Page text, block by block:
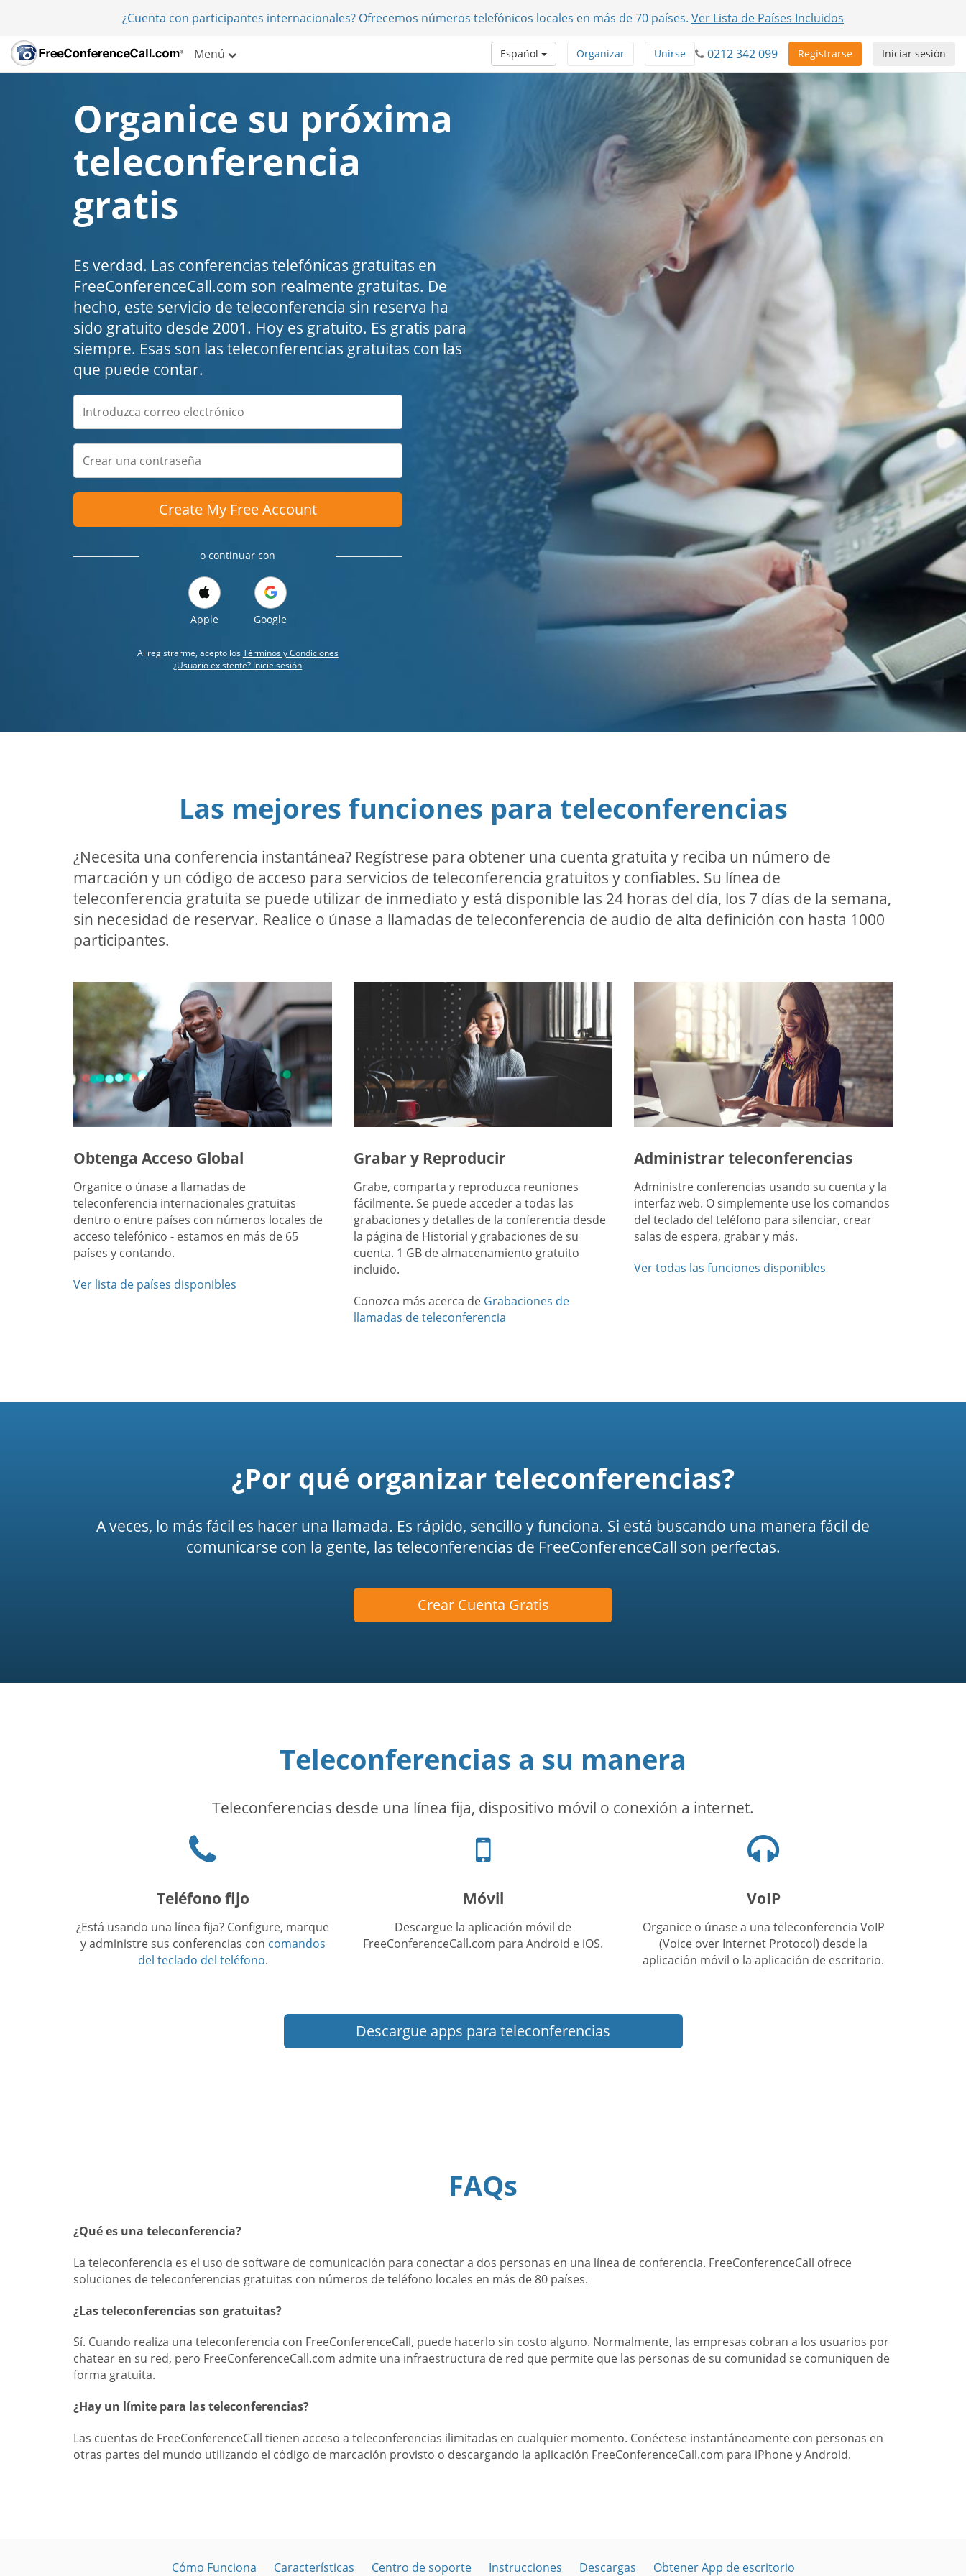
¿Cuenta con participantes internacionales? Ofrecemos números telefónicos locales en más de 70 países. Ver Lista de Países Incluidos
Menú Iniciar sesión
Registrarse
0212 342 099
Unirse
Organizar
Español
Organice su próxima
teleconferencia
gratis
Es verdad. Las conferencias telefónicas gratuitas en
FreeConferenceCall.com son realmente gratuitas. De
hecho, este servicio de teleconferencia sin reserva ha
sido gratuito desde 2001. Hoy es gratuito. Es gratis para
siempre. Esas son las teleconferencias gratuitas con las
que puede contar.
Create My Free Account
o continuar con
Apple Google
Al registrarme, acepto losTérminos y Condiciones
¿Usuario existente? Inicie sesión
Las mejores funciones para teleconferencias
¿Necesita una conferencia instantánea? Regístrese para obtener una cuenta gratuita y reciba un número de
marcación y un código de acceso para servicios de teleconferencia gratuitos y confiables. Su línea de
teleconferencia gratuita se puede utilizar de inmediato y está disponible las 24 horas del día, los 7 días de la semana,
sin necesidad de reservar. Realice o únase a llamadas de teleconferencia de audio de alta definición con hasta 1000
participantes.
Obtenga Acceso Global
Organice o únase a llamadas de
teleconferencia internacionales gratuitas
dentro o entre países con números locales de
acceso telefónico - estamos en más de 65
países y contando.
Ver lista de países disponibles
Grabar y Reproducir
Grabe, comparta y reproduzca reuniones
fácilmente. Se puede acceder a todas las
grabaciones y detalles de la conferencia desde
la página de Historial y grabaciones de su
cuenta. 1 GB de almacenamiento gratuito
incluido.
Conozca más acerca de Grabaciones de
llamadas de teleconferencia
Administrar teleconferencias
Administre conferencias usando su cuenta y la
interfaz web. O simplemente use los comandos
del teclado del teléfono para silenciar, crear
salas de espera, grabar y más.
Ver todas las funciones disponibles
¿Por qué organizar teleconferencias?
A veces, lo más fácil es hacer una llamada. Es rápido, sencillo y funciona. Si está buscando una manera fácil de
comunicarse con la gente, las teleconferencias de FreeConferenceCall son perfectas.
Crear Cuenta Gratis
Teleconferencias a su manera
Teleconferencias desde una línea fija, dispositivo móvil o conexión a internet.
icon
Teléfono fijo
¿Está usando una línea fija? Configure, marque
y administre sus conferencias con comandos
del teclado del teléfono.
Icono
de
celular
Móvil
Descargue la aplicación móvil de
FreeConferenceCall.com para Android e iOS.
de
VoIP
Organice o únase a una teleconferencia VoIP
(Voice over Internet Protocol) desde la
aplicación móvil o la aplicación de escritorio.
Descargue apps para teleconferencias
FAQs
¿Qué es una teleconferencia?
La teleconferencia es el uso de software de comunicación para conectar a dos personas en una línea de conferencia. FreeConferenceCall ofrece
soluciones de teleconferencias gratuitas con números de teléfono locales en más de 80 países.
¿Las teleconferencias son gratuitas?
Sí. Cuando realiza una teleconferencia con FreeConferenceCall, puede hacerlo sin costo alguno. Normalmente, las empresas cobran a los usuarios por
chatear en su red, pero FreeConferenceCall.com admite una infraestructura de red que permite que las personas de su comunidad se comuniquen de
forma gratuita.
¿Hay un límite para las teleconferencias?
Las cuentas de FreeConferenceCall tienen acceso a teleconferencias ilimitadas en cualquier momento. Conéctese instantáneamente con personas en
otras partes del mundo utilizando el código de marcación provisto o descargando la aplicación FreeConferenceCall.com para iPhone y Android.
Cómo Funciona Características Centro de soporte Instrucciones Descargas Obtener App de escritorio